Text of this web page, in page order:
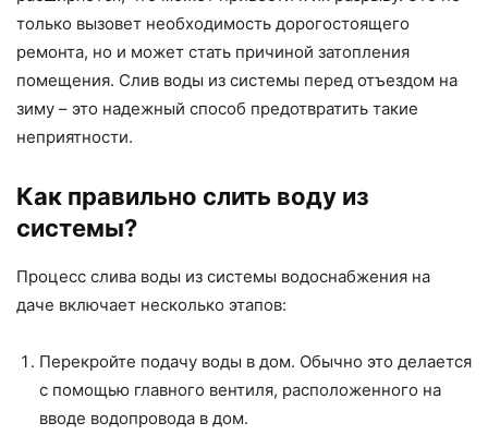
только вызовет необходимость дорогостоящего
ремонта, но и может стать причиной затопления
помещения. Слив воды из системы перед отъездом на
зиму – это надежный способ предотвратить такие
неприятности.
Как правильно слить воду из
системы?
Процесс слива воды из системы водоснабжения на
даче включает несколько этапов:
Перекройте подачу воды в дом. Обычно это делается
с помощью главного вентиля, расположенного на
вводе водопровода в дом.